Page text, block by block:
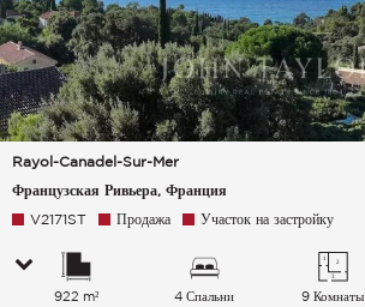
Rayol-Canadel-Sur-Mer
Французская Ривьера, Франция
V2171ST Продажа Участок на застройку
922 m² 4 Спальни 9 Комнаты